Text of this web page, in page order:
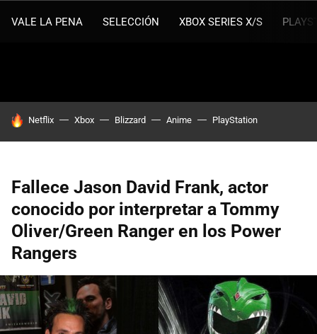
VALE LA PENA SELECCIÓN XBOX SERIES X/S
HOY SE HABLA DE
Netflix Xbox Blizzard Anime PlayStation
Fallece Jason David Frank, actor
conocido por interpretar a Tommy
Oliver/Green Ranger en los Power
Rangers